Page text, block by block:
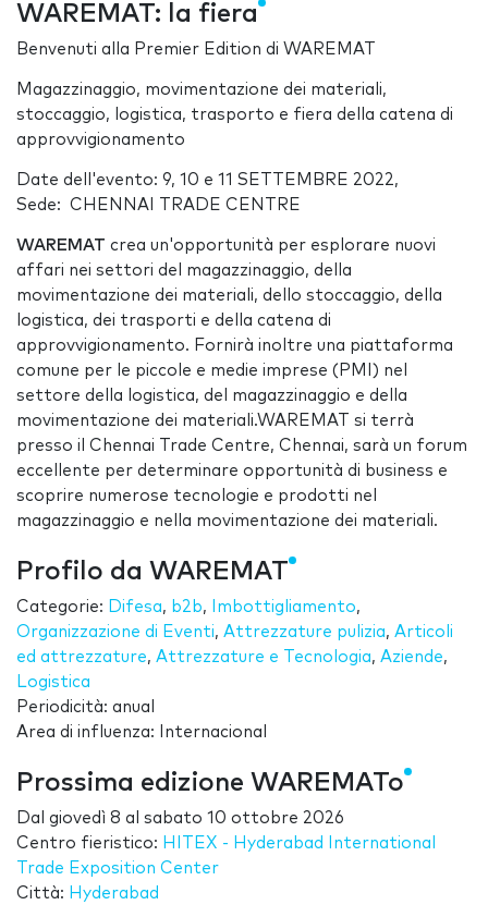
WAREMAT: la fiera
Benvenuti alla Premier Edition di WAREMAT
Magazzinaggio, movimentazione dei materiali,
stoccaggio, logistica, trasporto e fiera della catena di
approvvigionamento
Date dell'evento: 9, 10 e 11 SETTEMBRE 2022,
Sede: CHENNAI TRADE CENTRE
WAREMAT crea un'opportunità per esplorare nuovi
affari nei settori del magazzinaggio, della
movimentazione dei materiali, dello stoccaggio, della
logistica, dei trasporti e della catena di
approvvigionamento. Fornirà inoltre una piattaforma
comune per le piccole e medie imprese (PMI) nel
settore della logistica, del magazzinaggio e della
movimentazione dei materiali.WAREMAT si terrà
presso il Chennai Trade Centre, Chennai, sarà un forum
eccellente per determinare opportunità di business e
scoprire numerose tecnologie e prodotti nel
magazzinaggio e nella movimentazione dei materiali.
Profilo da WAREMAT
Categorie: Difesa, b2b, Imbottigliamento,
Organizzazione di Eventi, Attrezzature pulizia, Articoli
ed attrezzature, Attrezzature e Tecnologia, Aziende,
Logistica
Periodicità: anual
Area di influenza: Internacional
Prossima edizione WAREMATo
Dal giovedì 8 al sabato 10 ottobre 2026
Centro fieristico: HITEX - Hyderabad International
Trade Exposition Center
Città: Hyderabad